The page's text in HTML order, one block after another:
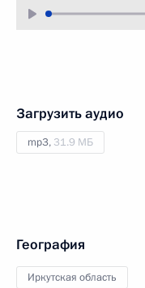
Загрузить аудио
mp3, 31.9 МБ
География
Иркутская область